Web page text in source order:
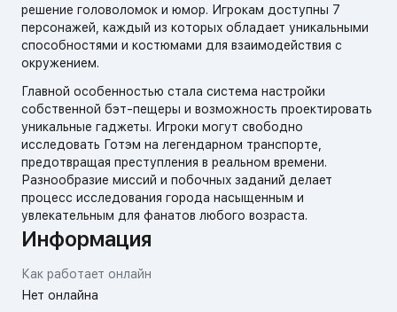
решение головоломок и юмор. Игрокам доступны 7
персонажей, каждый из которых обладает уникальными
способностями и костюмами для взаимодействия с
окружением.
Главной особенностью стала система настройки
собственной бэт-пещеры и возможность проектировать
уникальные гаджеты. Игроки могут свободно
исследовать Готэм на легендарном транспорте,
предотвращая преступления в реальном времени.
Разнообразие миссий и побочных заданий делает
процесс исследования города насыщенным и
увлекательным для фанатов любого возраста.
Информация
Как работает онлайн
Нет онлайна